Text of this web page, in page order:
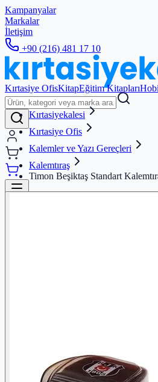
Kampanyalar
Markalar
İletişim
+90 (216) 481 17 10
Kırtasiye OfisKitapEğitim KitaplarıHobi
Kırtasiyekalesi
Kırtasiye Ofis
Kalemler ve Yazı Gereçleri
Kalemtıraş
Timon Beşiktaş Standart